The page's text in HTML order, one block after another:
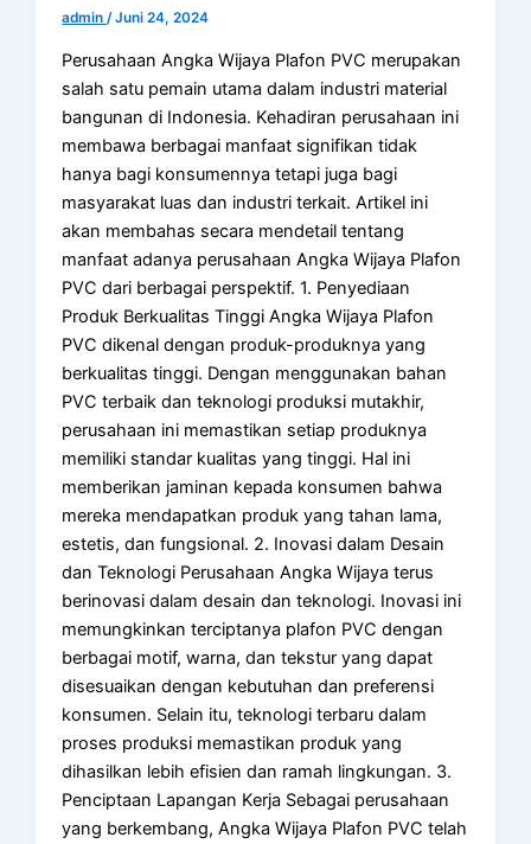
admin/Juni 24, 2024
Perusahaan Angka Wijaya Plafon PVC merupakan
salah satu pemain utama dalam industri material
bangunan di Indonesia. Kehadiran perusahaan ini
membawa berbagai manfaat signifikan tidak
hanya bagi konsumennya tetapi juga bagi
masyarakat luas dan industri terkait. Artikel ini
akan membahas secara mendetail tentang
manfaat adanya perusahaan Angka Wijaya Plafon
PVC dari berbagai perspektif. 1. Penyediaan
Produk Berkualitas Tinggi Angka Wijaya Plafon
PVC dikenal dengan produk-produknya yang
berkualitas tinggi. Dengan menggunakan bahan
PVC terbaik dan teknologi produksi mutakhir,
perusahaan ini memastikan setiap produknya
memiliki standar kualitas yang tinggi. Hal ini
memberikan jaminan kepada konsumen bahwa
mereka mendapatkan produk yang tahan lama,
estetis, dan fungsional. 2. Inovasi dalam Desain
dan Teknologi Perusahaan Angka Wijaya terus
berinovasi dalam desain dan teknologi. Inovasi ini
memungkinkan terciptanya plafon PVC dengan
berbagai motif, warna, dan tekstur yang dapat
disesuaikan dengan kebutuhan dan preferensi
konsumen. Selain itu, teknologi terbaru dalam
proses produksi memastikan produk yang
dihasilkan lebih efisien dan ramah lingkungan. 3.
Penciptaan Lapangan Kerja Sebagai perusahaan
yang berkembang, Angka Wijaya Plafon PVC telah